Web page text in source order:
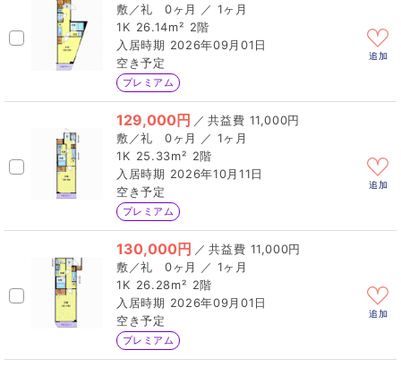
0ヶ月 ／ 1ヶ月
1K 26.14m² 2階
2026年09月01日
空き予定
プレミアム
追加
129,000円 ／
11,000円
0ヶ月 ／ 1ヶ月
1K 25.33m² 2階
2026年10月11日
空き予定
プレミアム
追加
130,000円 ／
11,000円
0ヶ月 ／ 1ヶ月
1K 26.28m² 2階
2026年09月01日
空き予定
プレミアム
追加